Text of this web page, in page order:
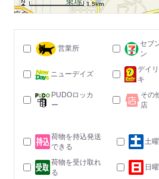
1.5km
営業所
セブ
ン
ニューデイズ
デイ
キ
PUDOロッカ
ー
その
店
荷物を持込発送
できる
土
荷物を受け取れ
る
日